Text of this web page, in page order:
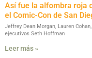
Así fue la alfombra roja
el Comic-Con de San
Jeffrey Dean Morgan, Lauren
ejecutivos Seth Hoffman
Leer más »